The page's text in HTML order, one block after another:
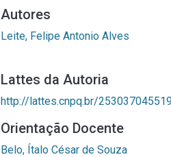
Autores
Leite, Felipe Antonio Alves
Lattes da Autoria
http://lattes.cnpq.br/
Orientação Docente
Belo, Ítalo César de Souza